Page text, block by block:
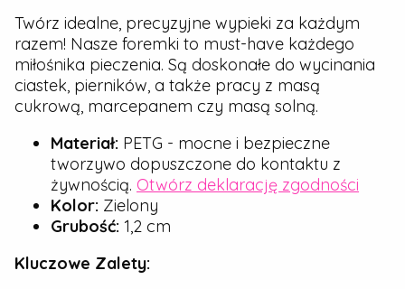
Twórz idealne, precyzyjne wypieki za każdym
razem! Nasze foremki to must-have każdego
miłośnika pieczenia. Są doskonałe do wycinania
ciastek, pierników, a także pracy z masą
cukrową, marcepanem czy masą solną.
Materiał: PETG - mocne i bezpieczne
tworzywo dopuszczone do kontaktu z
żywnością. Otwórz deklarację zgodności
Kolor: Zielony
Grubość: 1,2 cm
Kluczowe Zalety: